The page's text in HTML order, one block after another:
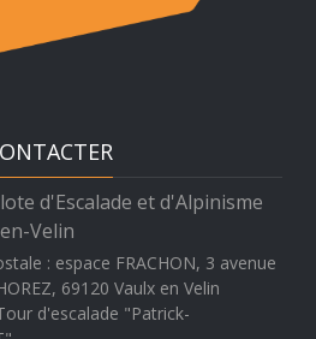
d'Escalade et d'Alpinisme
Velin
: espace FRACHON, 3 avenue
69120 Vaulx en Velin
d'escalade "Patrick-